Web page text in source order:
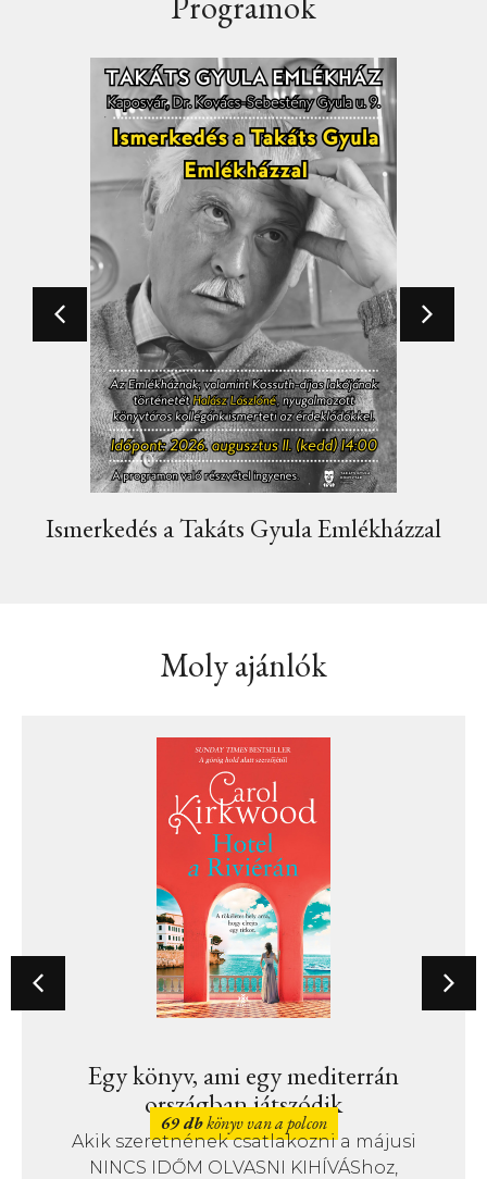
Ismerkedés a Takáts Gyula Emlékházzal
Moly ajánlók
Egy könyv, ami egy mediterrán
országban játszódik
69 dbkönyv van a polcon
Akik szeretnének csatlakozni a májusi
NINCS IDŐM OLVASNI KIHÍVÁShoz,